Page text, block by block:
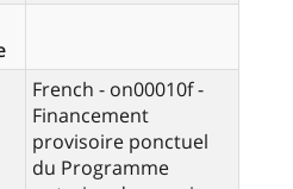
French - on00010f -
Financement
provisoire ponctuel
du Programme